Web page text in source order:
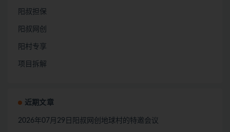
阳叔担保
阳叔网创
阳村专享
项目拆解
近期文章
2026年07月29日阳叔网创地球村的特邀会议